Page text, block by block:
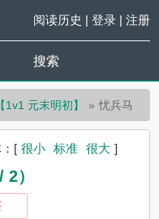
阅读历史 | 登录| 注册
搜索
元末明初】 忧兵马
[ 很小 标准 很大 ]
）